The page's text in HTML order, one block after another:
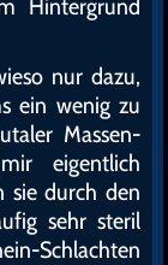
Hintergrund
nur dazu,
ein wenig zu
Massen-
eigentlich
sie durch den
sehr steril
Schlachten